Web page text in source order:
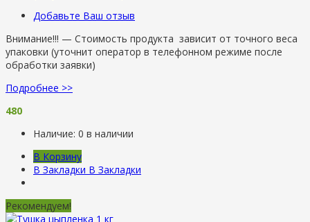
Добавьте Ваш отзыв
Внимание!!! — Стоимость продукта зависит от точного веса
упаковки (уточнит оператор в телефонном режиме после
обработки заявки)
Подробнее >>
480
Наличие: 0 в наличии
В Корзину
В Закладки В Закладки
Рекомендуем!